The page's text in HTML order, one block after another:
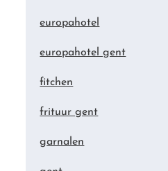
europahotel
europahotel gent
fitchen
frituur gent
garnalen